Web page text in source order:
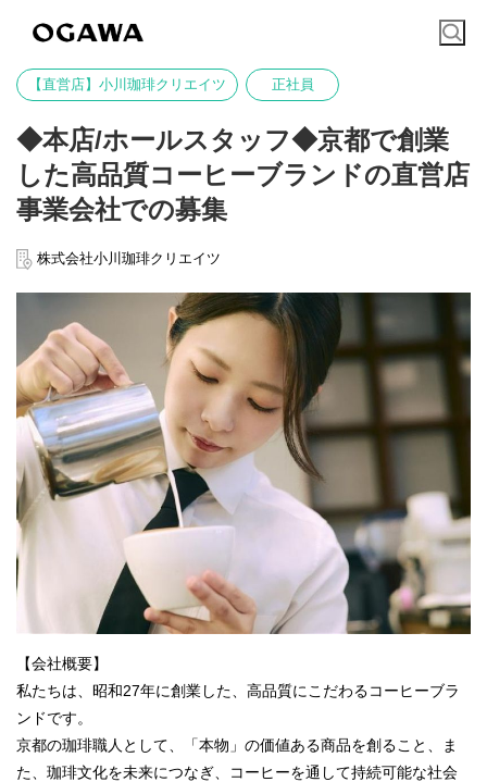
【直営店】小川珈琲クリエイツ 正社員
◆本店/ホールスタッフ◆京都で創業
した高品質コーヒーブランドの直営店
事業会社での募集
株式会社小川珈琲クリエイツ
【会社概要】
私たちは、昭和27年に創業した、高品質にこだわるコーヒーブラ
ンドです。
京都の珈琲職人として、「本物」の価値ある商品を創ること、ま
た、珈琲文化を未来につなぎ、コーヒーを通して持続可能な社会